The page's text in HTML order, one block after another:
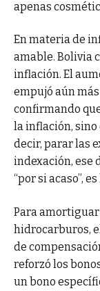
apenas
En materia de
amable. Bolivia
inflación. El
empujó aún más
confirmando
la inflación, sino
decir, parar las
indexación, ese
“por si acaso”,
Para
hidrocarburos,
de
reforzó los
un bono